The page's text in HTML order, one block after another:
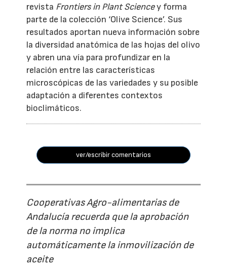
revista Frontiers in Plant Sciencey forma
parte de la colección ‘Olive Science’. Sus
resultados aportan nueva información sobre
la diversidad anatómica de las hojas del olivo
y abren una vía para profundizar en la
relación entre las características
microscópicas de las variedades y su posible
adaptación a diferentes contextos
bioclimáticos.
ver/escribir comentarios
Cooperativas Agro-alimentarias de
Andalucía recuerda que la aprobación
de la norma no implica
automáticamente la inmovilización de
aceite